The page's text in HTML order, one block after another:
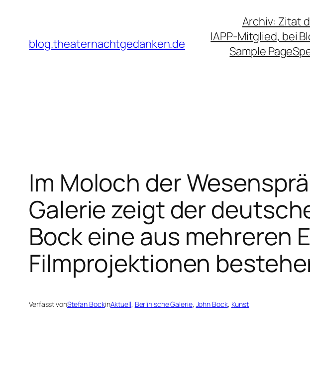
springenblog.theaternachtgedanken.de
Archiv: Zitat
IAPP-Mitglied, bei
Sample Page
Im Moloch der
Galerie zeigt der
Bock eine aus mehreren
Filmprojektionen
Verfasst vonStefan BockinAktuell, Berlinische Galerie, John Bock, Kunst